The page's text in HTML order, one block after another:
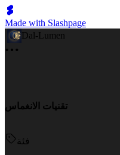
Made with Slashpage
Dal-Lumen
تقنيات الانغماس
فئة